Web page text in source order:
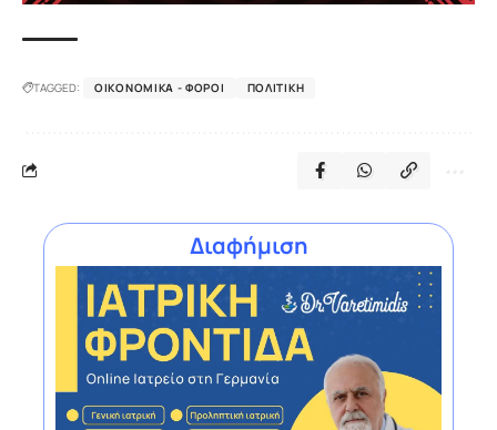
TAGGED: ΟΙΚΟΝΟΜΙΚΆ - ΦΌΡΟΙ ΠΟΛΙΤΙΚΉ
Διαφήμιση